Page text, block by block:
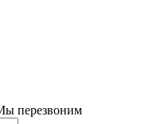
перезвоним